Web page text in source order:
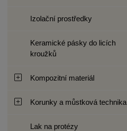
Izolační prostředky
Keramické pásky do licích
kroužků
Kompozitní materiál
Korunky a můstková technika
Lak na protézy